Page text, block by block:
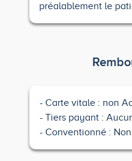
préalablement le
Carte vitale : non
Tiers payant :
Conventionné : Non